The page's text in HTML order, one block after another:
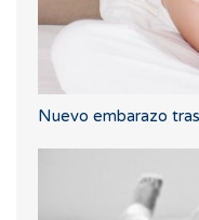
Nuevo embarazo